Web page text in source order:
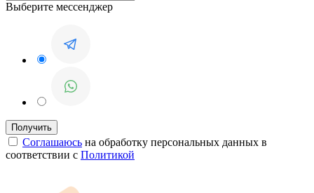
Выберите мессенджер
Соглашаюсь на обработку персональных данных в
соответствии с Политикой